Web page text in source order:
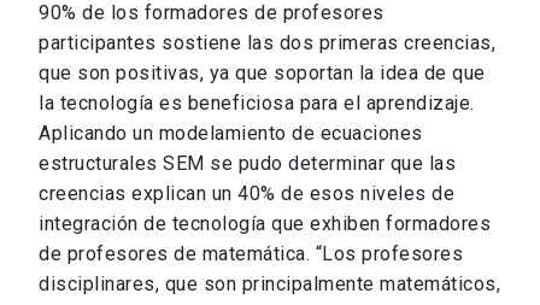
90% de los formadores de profesores
participantes sostiene las dos primeras creencias,
que son positivas, ya que soportan la idea de que
la tecnología es beneficiosa para el aprendizaje.
Aplicando un modelamiento de ecuaciones
estructurales SEM se pudo determinar que las
creencias explican un 40% de esos niveles de
integración de tecnología que exhiben formadores
de profesores de matemática. “Los profesores
disciplinares, que son principalmente matemáticos,